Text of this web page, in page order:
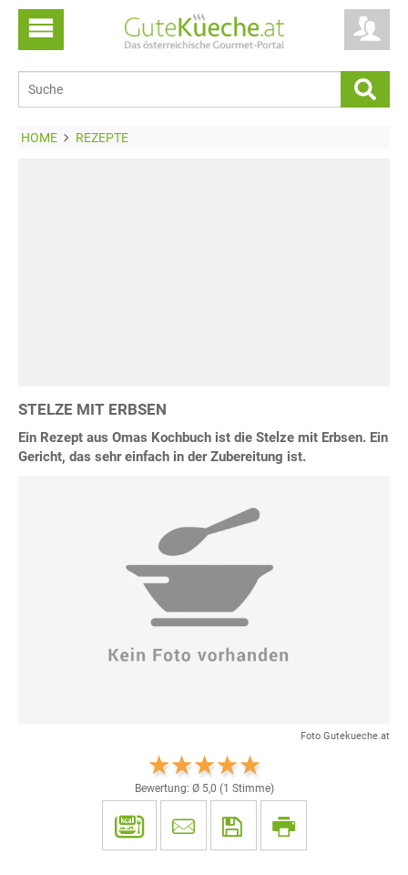
HOME REZEPTE
STELZE MIT ERBSEN
Ein Rezept aus Omas Kochbuch ist die Stelze mit Erbsen. Ein
Gericht, das sehr einfach in der Zubereitung ist.
Foto Gutekueche.at
Bewertung: Ø 5,0 (1 Stimme)